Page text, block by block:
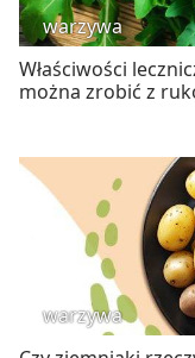
warzywa
Właściwości
można zrobić z
warzywa